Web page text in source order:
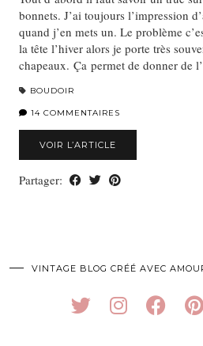
bonnets. J’ai toujours l’impression
quand j’en mets un. Le problème
la tête l’hiver alors je porte très
chapeaux. Ça permet de donner de
BOUDOIR
14 COMMENTAIRES
VOIR L’ARTICLE
Partager:
VINTAGE BLOG CRÉÉ AVEC